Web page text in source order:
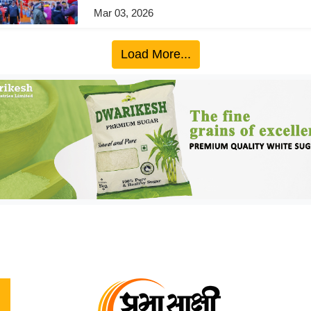
Mar 03, 2026
Load More...